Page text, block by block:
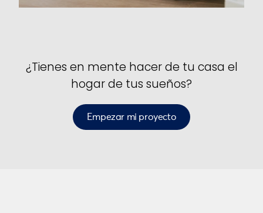
¿Tienes en mente hacer de tu casa el
hogar de tus sueños?
Empezar mi proyecto